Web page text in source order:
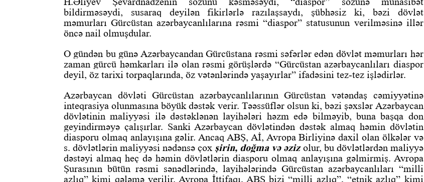
bildirməsəydi, susaraq deyilən fikirlərlə razılaşsaydı, şübhəsiz ki, bəzi dövlət
məmurları Gürcüstan azərbaycanlılarına rəsmi “diaspor” statusunun verilməsinə illər
öncə nail olmuşdular.
O gündən bu günə Azərbaycandan Gürcüstana rəsmi səfərlər edən dövlət məmurları hər
zaman gürcü həmkarları ilə olan rəsmi görüşlərdə “Gürcüstan azərbaycanlıları diaspor
deyil, öz tarixi torpaqlarında, öz vətənlərində yaşayırlar” ifadəsini tez-tez işlədirlər.
Azərbaycan dövləti Gürcüstan azərbaycanlılarının Gürcüstan vətəndaş cəmiyyətinə
inteqrasiya olunmasına böyük dəstək verir. Təəssüflər olsun ki, bəzi şəxslər Azərbaycan
dövlətinin maliyyəsi ilə dəstəklənən layihələri həzm edə bilməyib, buna başqa don
geyindirməyə çalışırlar. Sanki Azərbaycan dövlətindən dəstək almaq həmin dövlətin
diasporu olmaq anlayışına gəlir. Ancaq ABŞ, Aİ, Avropa Birliyinə daxil olan ölkələr və
s. dövlətlərin maliyyəsi nədənsə çox şirin, doğma və əzizolur, bu dövlətlərdən maliyyə
dəstəyi almaq heç də həmin dövlətlərin diasporu olmaq anlayışına gəlmirmiş. Avropa
Şurasının bütün rəsmi sənədlərində, layihələrində Gürcüstan azərbaycanlıları “milli
azlıq” kimi qələmə verilir. Avropa İttifaqı, ABŞ bizi “milli azlıq”, “etnik azlıq” kimi